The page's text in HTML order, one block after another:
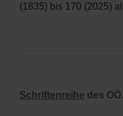
(1835) bis 170 (2025)
Schriftenreihe des